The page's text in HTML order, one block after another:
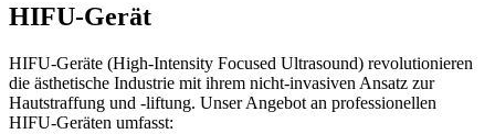
HIFU-Gerät
HIFU-Geräte (High-Intensity Focused Ultrasound) revolutionieren
die ästhetische Industrie mit ihrem nicht-invasiven Ansatz zur
Hautstraffung und -liftung. Unser Angebot an professionellen
HIFU-Geräten umfasst: